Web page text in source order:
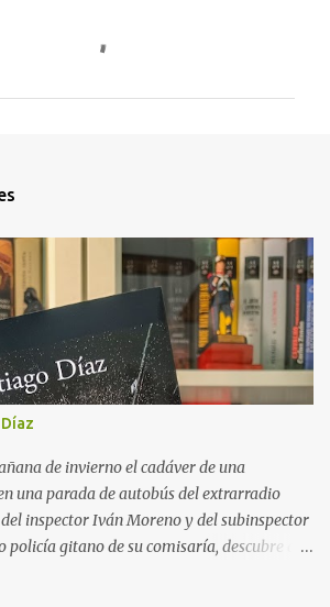
de invierno el cadáver de una
una parada de autobús del extrarradio
inspector Iván Moreno y del subinspector
policía gitano de su comisaría, descubre que